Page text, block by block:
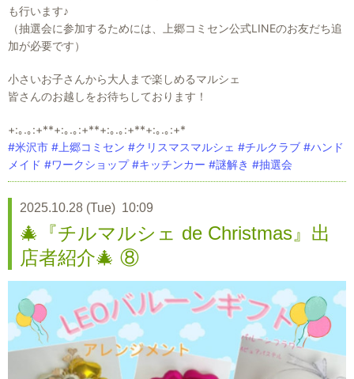
も行います♪
（抽選会に参加するためには、上郷コミセン公式LINEのお友だち追
加が必要です）
小さいお子さんから大人まで楽しめるマルシェ
皆さんのお越しをお待ちしております！
+:｡.｡:+**+:｡.｡:+**+:｡.｡:+**+:｡.｡:+*
#米沢市 #上郷コミセン #クリスマスマルシェ #チルクラブ #ハンド
メイド #ワークショップ #キッチンカー #謎解き #抽選会
2025.10.28 (Tue) 10:09
🎄『チルマルシェ de Christmas』出
店者紹介🎄 ⑧